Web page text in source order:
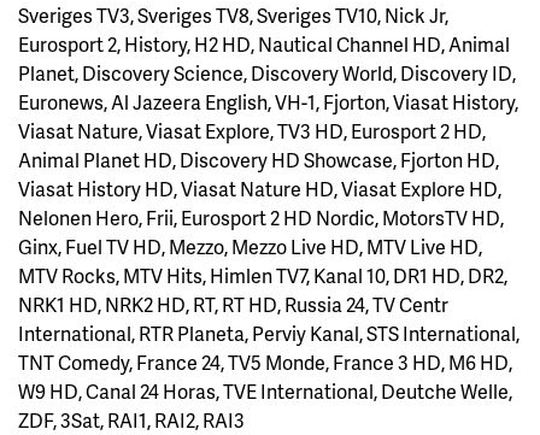
Sveriges TV3, Sveriges TV8, Sveriges TV10, Nick Jr,
Eurosport 2, History, H2 HD, Nautical Channel HD, Animal
Planet, Discovery Science, Discovery World, Discovery ID,
Euronews, Al Jazeera English, VH-1, Fjorton, Viasat History,
Viasat Nature, Viasat Explore, TV3 HD, Eurosport 2 HD,
Animal Planet HD, Discovery HD Showcase, Fjorton HD,
Viasat History HD, Viasat Nature HD, Viasat Explore HD,
Nelonen Hero, Frii, Eurosport 2 HD Nordic, MotorsTV HD,
Ginx, Fuel TV HD, Mezzo, Mezzo Live HD, MTV Live HD,
MTV Rocks, MTV Hits, Himlen TV7, Kanal 10, DR1 HD, DR2,
NRK1 HD, NRK2 HD, RT, RT HD, Russia 24, TV Centr
International, RTR Planeta, Perviy Kanal, STS International,
TNT Comedy, France 24, TV5 Monde, France 3 HD, M6 HD,
W9 HD, Canal 24 Horas, TVE International, Deutche Welle,
ZDF, 3Sat, RAI1, RAI2, RAI3